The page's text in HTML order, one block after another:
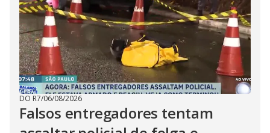
DO R7/06/08/2026
Falsos entregadores tentam